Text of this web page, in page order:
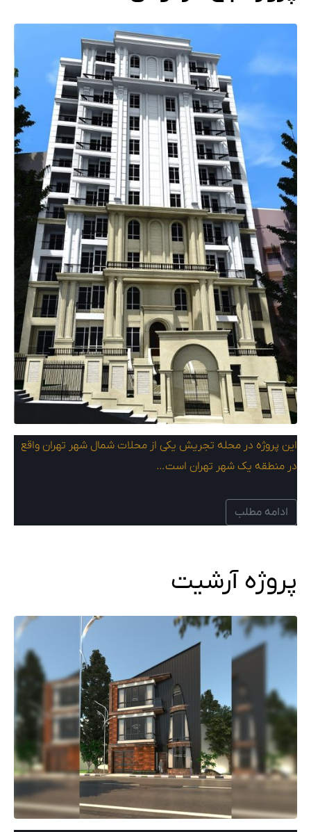
این پروژه در محله تجریش یکی از محلات شمال شهر تهران واقع
در منطقه یک شهر تهران است…
ادامه مطلب
پروژه آرشیت